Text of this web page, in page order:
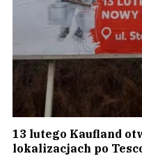
13 lutego Kaufland
lokalizacjach po